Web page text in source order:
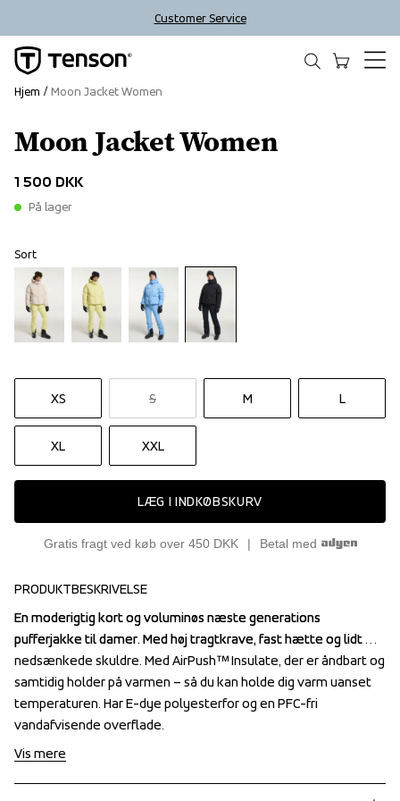
Customer Service
Moon Jacket Women
1 500 DKK
På lager
Sort
XS S M L
XL XXL
LÆG I INDKØBSKURV
Gratis fragt ved køb over 450 DKK Betal med
Hjem Moon Jacket Women
PRODUKTBESKRIVELSE
En moderigtig kort og voluminøs næste generations
pufferjakke til damer. Med høj tragtkrave, fast hætte og lidt
nedsænkede skuldre. Med AirPush™ Insulate, der er åndbart og
samtidig holder på varmen – så du kan holde dig varm uanset
temperaturen. Har E-dye polyesterfor og en PFC-fri
vandafvisende overflade.
En moderigtig kort og voluminøs næste generations
pufferjakke til damer. Med høj tragtkrave, fast hætte og lidt
nedsænkede skuldre. Med AirPush™ Insulate, der er åndbart og
samtidig holder på varmen – så du kan holde dig varm uanset
temperaturen. Har E-dye polyesterfor og en PFC-fri
vandafvisende overflade.
Vis mere